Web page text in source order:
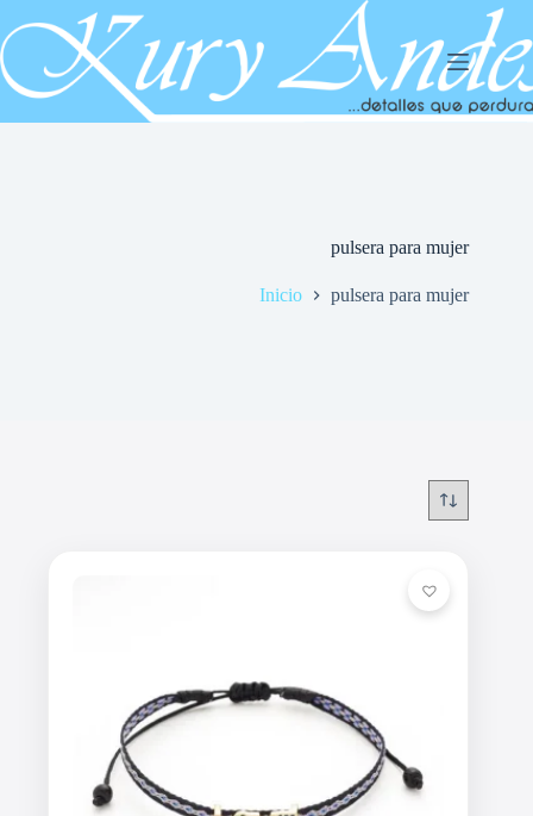
al
contenido
pulsera para mujer
Inicio pulsera para mujer